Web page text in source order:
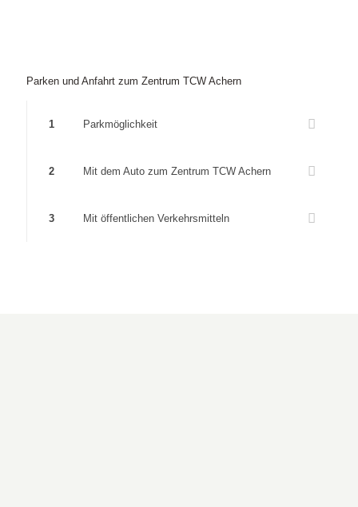
Parken und Anfahrt zum Zentrum TCW Achern
1 Parkmöglichkeit
2 Mit dem Auto zum Zentrum TCW Achern
3 Mit öffentlichen Verkehrsmitteln